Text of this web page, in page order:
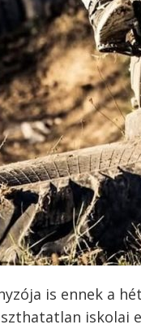
is ennek a